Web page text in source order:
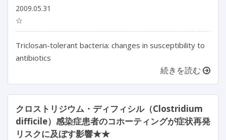
2009.05.31
☆
Triclosan-tolerant bacteria: changes in susceptibility to
antibiotics
続きを読む
クロストリジウム・ディフィシル（Clostridium
difficile）感染症患者のコホーティングが症状再発
リスクに及ぼす影響★★